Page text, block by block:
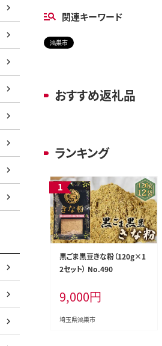
関連キーワード
鴻巣市
おすすめ返礼品
ランキング
黒ごま黒豆きな粉（120g×1
2セット） No.490
9,000円
埼玉県鴻巣市